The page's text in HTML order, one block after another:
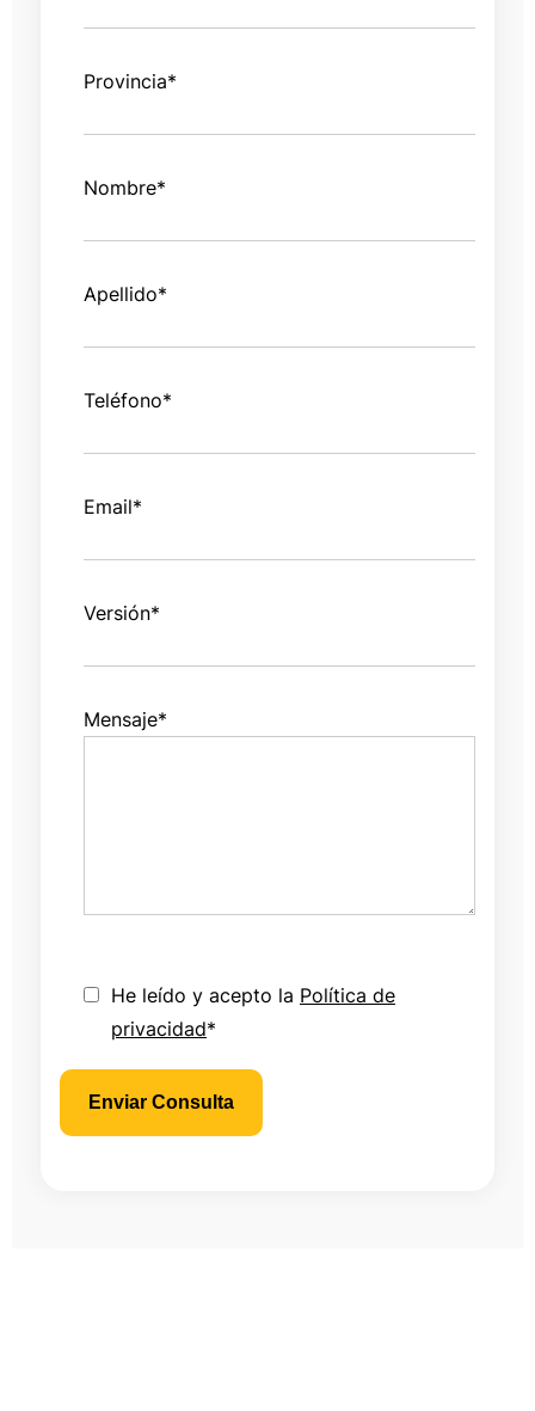
Provincia*
Nombre*
Apellido*
Teléfono*
Email*
Versión*
Mensaje*
He leído y acepto la Política de
privacidad*